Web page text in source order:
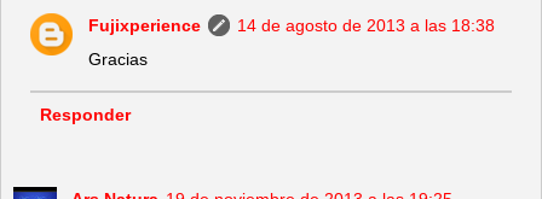
Fujixperience
14 de agosto de 2013 a las 18:38
Gracias
Responder